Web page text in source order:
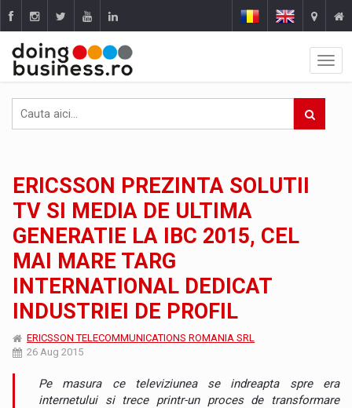
ERICSSON PREZINTA SOLUTII
TV SI MEDIA DE ULTIMA
GENERATIE LA IBC 2015, CEL
MAI MARE TARG
INTERNATIONAL DEDICAT
INDUSTRIEI DE PROFIL
ERICSSON TELECOMMUNICATIONS ROMANIA SRL
26 Aug 2015
Pe masura ce televiziunea se indreapta spre era
internetului si trece printr-un proces de transformare